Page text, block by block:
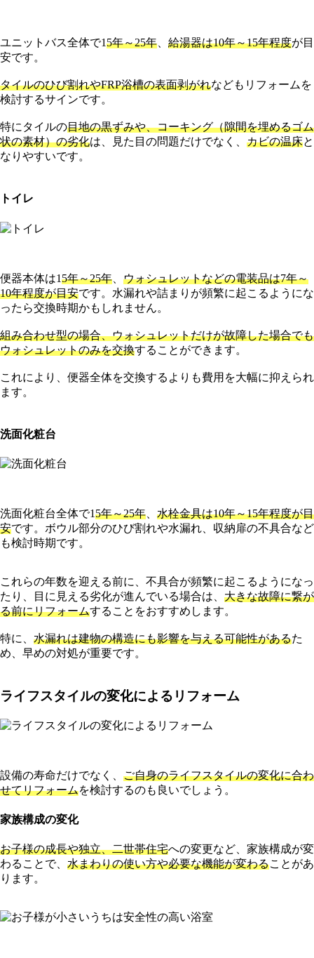
ユニットバス全体で15年～25年 給湯器は10年～15年程度が目
安です。
タイルのひび割れやFRP浴槽の表面剥がれなどもリフォームを
検討するサインです。
特にタイルの目地の黒ずみや、コーキング（隙間を埋めるゴム
状の素材）の劣化は、見た目の問題だけでなく、 カビの温床と
なりやすいです。
トイレ
便器本体は15年～25年
ウォシュレットなどの電装品は7年～
10年程度が目安です。水漏れや詰まりが頻繁に起こるようにな
ったら交換時期かもしれません。
組み合わせ型の場合、ウォシュレットだけが故障した場合でも
ウォシュレットのみを交換することができます。
これにより、便器全体を交換するよりも費用を大幅に抑えられ
ます。
洗面化粧台
洗面化粧台全体で15年～25年
水栓金具は10年～15年程度が目
安です。ボウル部分のひび割れや水漏れ、収納扉の不具合など
も検討時期です。
これらの年数を迎える前に、不具合が頻繁に起こるようになっ
たり、目に見える劣化が進んでいる場合は、 大きな故障に繋が
る前にリフォームすることをおすすめします。
特に、 水漏れは建物の構造にも影響を与える可能性があるた
め、早めの対処が重要です。
ライフスタイルの変化によるリフォーム
設備の寿命だけでなく、 ご自身のライフスタイルの変化に合わ
せてリフォームを検討するのも良いでしょう。
家族構成の変化
お子様の成長や独立、二世帯住宅への変更など、家族構成が変
わることで、 水まわりの使い方や必要な機能が変わることがあ
ります。